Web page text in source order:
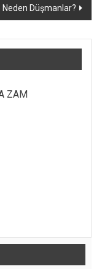
Düşmanlar?
ZAM